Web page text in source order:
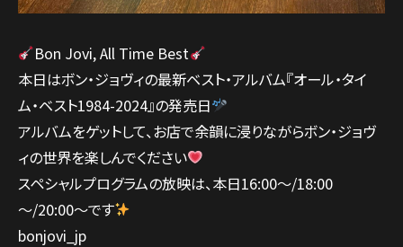
Bon Jovi, All Time Best
本日はボン・ジョヴィの最新ベスト・アルバム『オール・タイ
ム・ベスト1984-2024』の発売日
アルバムをゲットして、お店で余韻に浸りながらボン・ジョヴ
ィの世界を楽しんでください
スペシャルプログラムの放映は、本日16:00～/18:00
～/20:00～です
bonjovi_jp